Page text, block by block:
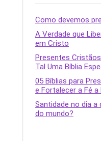
Como devemos
A Verdade que
em Cristo
Presentes
Tal Uma Bíblia
05 Bíblias para
e Fortalecer a Fé a
Santidade no dia a
do mundo?